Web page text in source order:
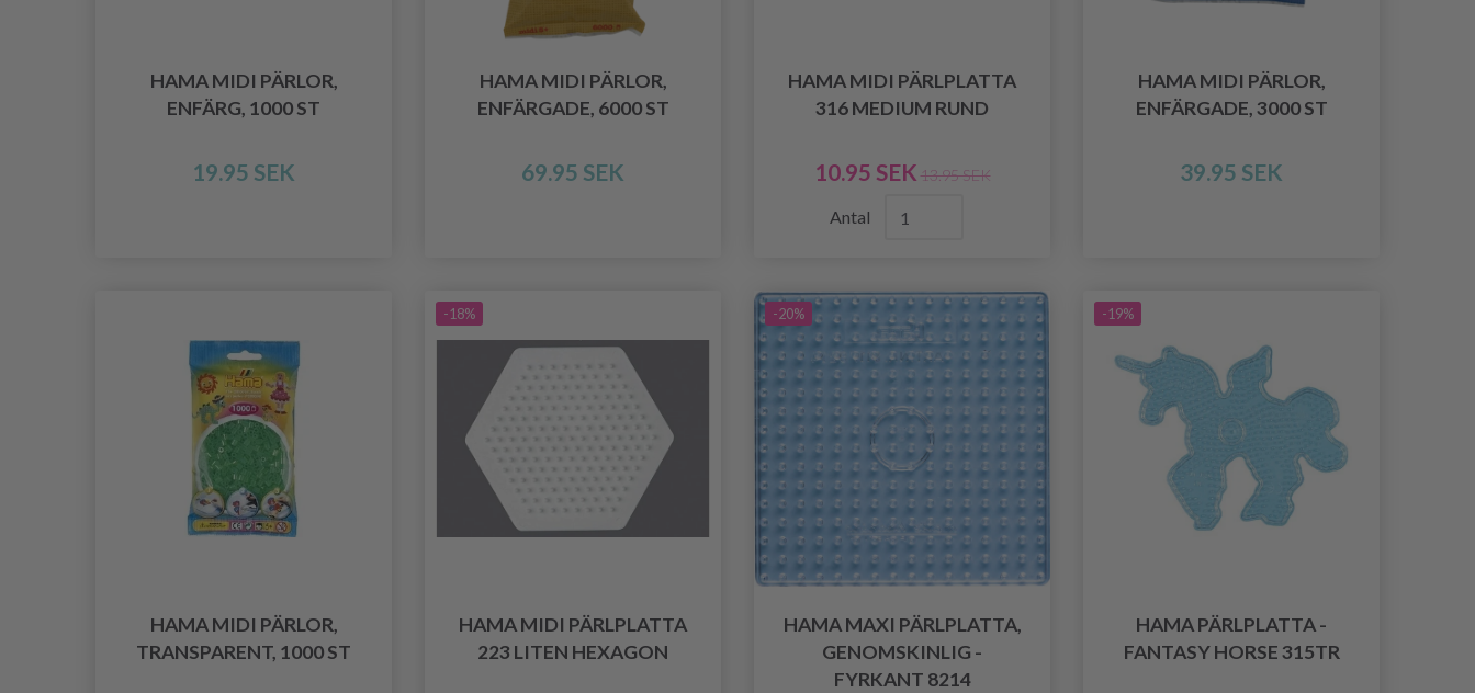
HAMA MIDI PÄRLOR,
ENFÄRG, 1000 ST
19.95 SEK
HAMA MIDI PÄRLOR,
ENFÄRGADE, 6000 ST
69.95 SEK
HAMA MIDI PÄRLPLATTA
316 MEDIUM RUND
10.95 SEK 13.95 SEK
Antal
HAMA MIDI PÄRLOR,
ENFÄRGADE, 3000 ST
39.95 SEK
HAMA MIDI PÄRLOR,
TRANSPARENT, 1000 ST
-18%
HAMA MIDI PÄRLPLATTA
223 LITEN HEXAGON
-20%
HAMA MAXI PÄRLPLATTA,
GENOMSKINLIG -
FYRKANT 8214
-19%
HAMA PÄRLPLATTA -
FANTASY HORSE 315TR